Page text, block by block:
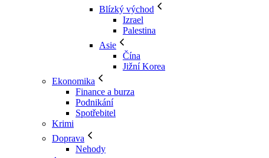
Blízký východ
Izrael
Palestina
Asie
Čína
Jižní Korea
Ekonomika
Finance a burza
Podnikání
Spotřebitel
Krimi
Doprava
Nehody